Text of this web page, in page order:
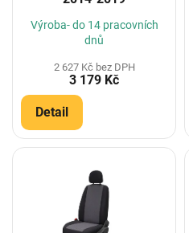
Výroba- do 14 pracovních
dnů
2 627 Kč bez DPH
3 179 Kč
Detail